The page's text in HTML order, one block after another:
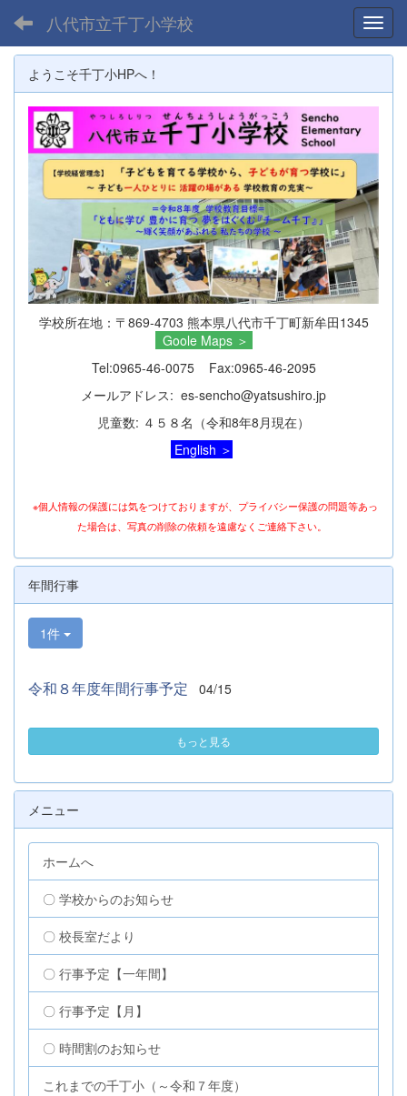
八代市立千丁小学校
ようこそ千丁小HPへ！
学校所在地：〒869-4703 熊本県八代市千丁町新牟田1345
Goole Maps ＞
Tel:0965-46-0075 Fax:0965-46-2095
メールアドレス: es-sencho@yatsushiro.jp
児童数: ４５８名（令和8年8月現在）
English ＞
※個人情報の保護には気をつけておりますが、プライバシー保護の問題等あっ
た場合は、写真の削除の依頼を遠慮なくご連絡下さい。
年間行事
1件
令和８年度年間行事予定 04/15
もっと見る
メニュー
ホームへ
〇 学校からのお知らせ
〇 校長室だより
〇 行事予定【一年間】
〇 行事予定【月】
〇 時間割のお知らせ
これまでの千丁小（～令和７年度）